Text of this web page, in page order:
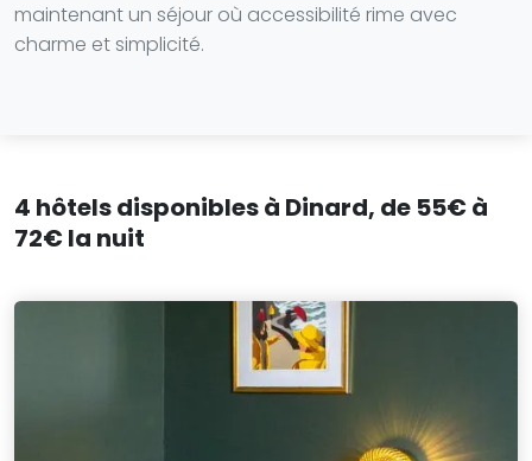
maintenant un séjour où accessibilité rime avec
charme et simplicité.
4 hôtels disponibles à Dinard, de 55€ à
72€ la nuit